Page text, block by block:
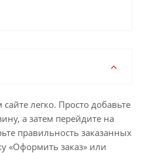
легко. Просто добавьте
а затем перейдите на
правильность заказанных
«Оформить заказ» или